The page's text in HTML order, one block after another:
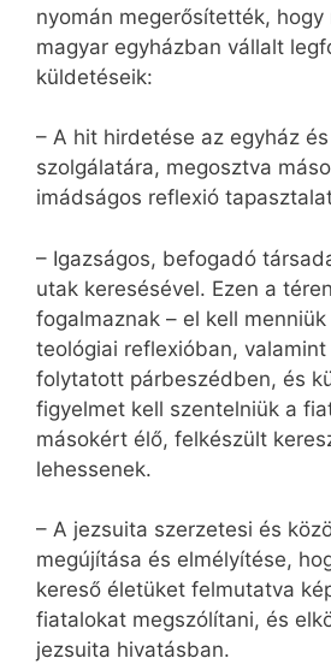
nyomán megerősítették, hogy
magyar egyházban vállalt
küldetéseik:
– A hit hirdetése az egyház
szolgálatára, megosztva
imádságos reflexió
– Igazságos, befogadó
utak keresésével. Ezen a
fogalmaznak – el kell menniük
teológiai reflexióban,
folytatott párbeszédben, és
figyelmet kell szentelniük a
másokért élő, felkészült
lehessenek.
– A jezsuita szerzetesi és
megújítása és elmélyítése,
kereső életüket felmutatva
fiatalokat megszólítani, és
jezsuita hivatásban.